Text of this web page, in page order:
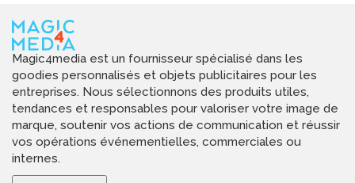
Magic4media est un fournisseur spécialisé dans les
goodies personnalisés et objets publicitaires pour les
entreprises. Nous sélectionnons des produits utiles,
tendances et responsables pour valoriser votre image de
marque, soutenir vos actions de communication et réussir
vos opérations événementielles, commerciales ou
internes.